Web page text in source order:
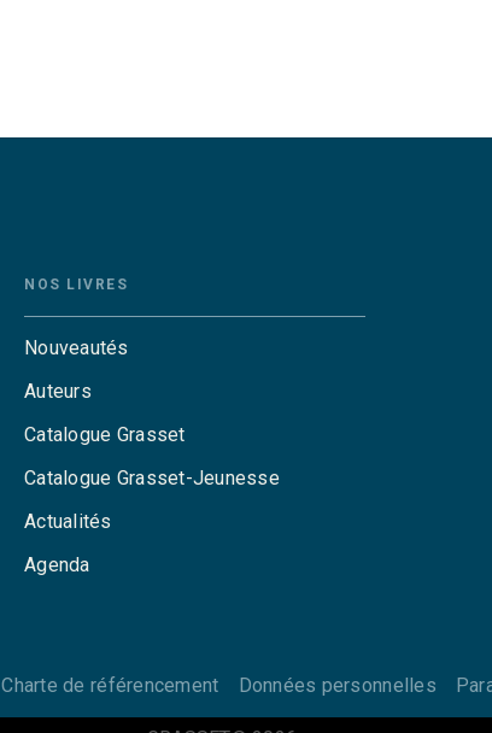
NOS LIVRES
Nouveautés
Auteurs
Catalogue Grasset
Catalogue Grasset-Jeunesse
Actualités
Agenda
Charte de référencement Données personnelles